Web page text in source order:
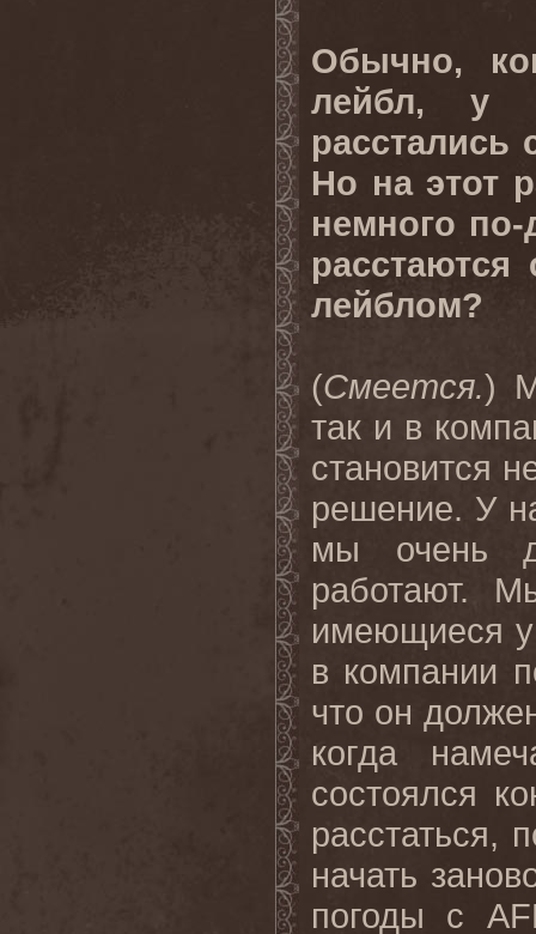
Обычно,
лейбл, у
Но на этот
немного
лейблом?
(Смеется.)
так и в
становится
решение. У
мы очень
работают.
имеющиеся у
в компании
что он
когда
состоялся
расстаться,
начать
погоды с